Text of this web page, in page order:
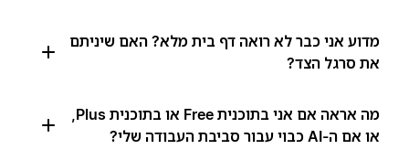
מדוע אני כבר לא רואה דף בית מלא? האם שיניתם
את סרגל הצד?
או אם ה-AI כבוי עבור סביבת העבודה שלי?